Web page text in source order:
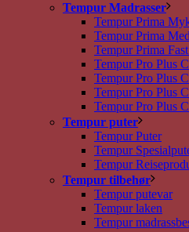
Tempur Madrasser
Tempur Prima
Tempur Prima
Tempur Prima
Tempur Pro Plus
Tempur Pro Plus
Tempur Pro Plus
Tempur Pro Plus
Tempur puter
Tempur Puter
Tempur
Tempur
Tempur tilbehør
Tempur putevar
Tempur laken
Tempur